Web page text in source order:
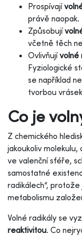
Prospívají
právě naopak.
Způsobují
včetně těch
Ovlivňujívolné
Fyziologické
se například
tvorbou
Co je
Z chemického
jakoukoliv molekulu,
ve valenční sféře,
samostatné
radikálech“,
metabolismu
Volné radikály se
reaktivitou. Co